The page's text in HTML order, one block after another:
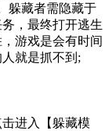
躲藏者需隐藏于
，最终打开逃生
游戏是会有时间
就是抓不到;
进入【躲藏模